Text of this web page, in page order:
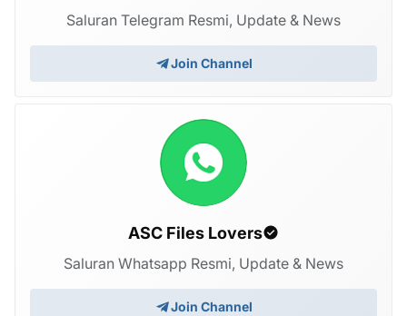
Saluran Telegram Resmi, Update & News
Join Channel
ASC Files Lovers
Saluran Whatsapp Resmi, Update & News
Join Channel